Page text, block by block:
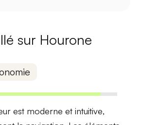
sur Hourone
est moderne et intuitive,